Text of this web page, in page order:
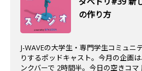
の作り方
J-WAVEの大学生・専門学生コミュニ
りするポッドキャスト。今月の企画
ンクバーで 2時間半。今日の空きコ